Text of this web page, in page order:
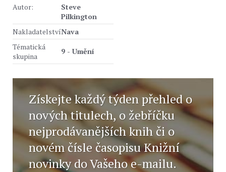
Autor:
Steve
Pilkington
NakladatelstvíNava
Tématická
skupina
9 - Umění
Získejte každý týden přehled o
nových titulech, o žebříčku
nejprodávanějších knih či o
novém čísle časopisu Knižní
novinky do Vašeho e-mailu.